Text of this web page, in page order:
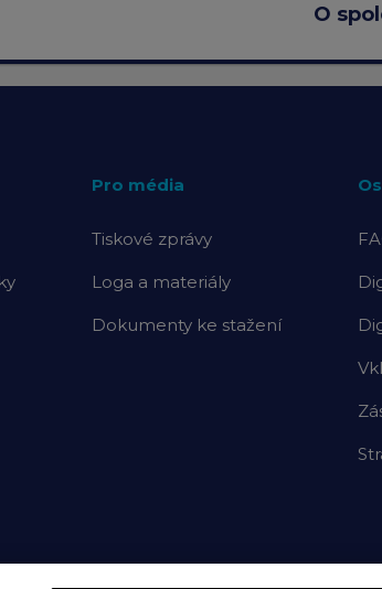
O
Pro média
Tiskové zprávy
Loga a materiály
Dokumenty ke stažení